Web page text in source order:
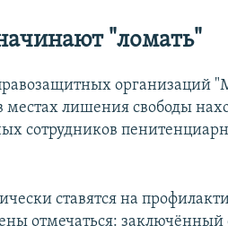
"ломать"
организаций
лишения свободы
сотрудников
ставятся на
отмечаться: заключённый